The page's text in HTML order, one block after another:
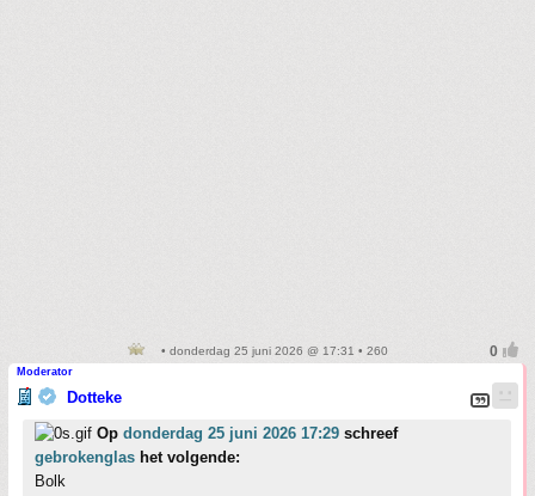
• donderdag 25 juni 2026 @ 17:31 • 260
Moderator
Dotteke
Op donderdag 25 juni 2026 17:29 schreef
gebrokenglas het volgende:
Bolk